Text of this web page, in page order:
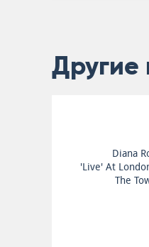
Другие
Diana
'Live' At
The